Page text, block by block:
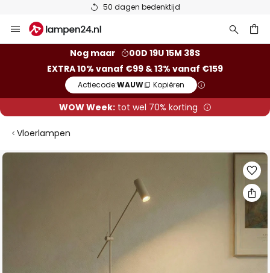
50 dagen bedenktijd
naar
Nog maar
00D 19U 15M 37S
EXTRA 10% vanaf €99 & 13% vanaf €159
Actiecode:WAUW Kopiëren
WOW Week:tot wel 70% korting
Vloerlampen
Ga